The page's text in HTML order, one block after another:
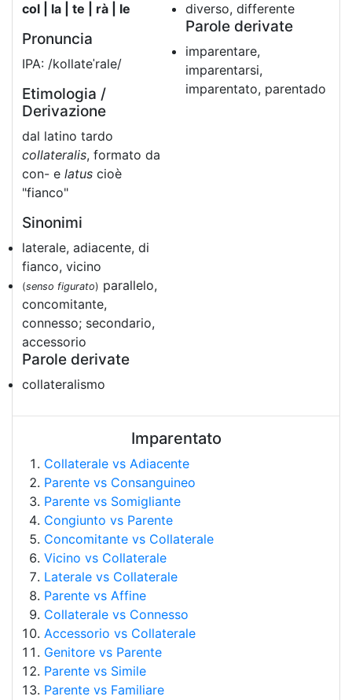
col | la | te | rà | le
Pronuncia
IPA: /kollateˈrale/
Etimologia /
Derivazione
dal latino tardo
collateralis, formato da
con- e latus cioè
"fianco"
Sinonimi
laterale, adiacente, di
fianco, vicino
(senso figurato) parallelo,
concomitante,
connesso; secondario,
accessorio
Parole derivate
collateralismo
diverso, differente
Parole derivate
imparentare,
imparentarsi,
imparentato, parentado
Imparentato
Collaterale vs Adiacente
Parente vs Consanguineo
Parente vs Somigliante
Congiunto vs Parente
Concomitante vs Collaterale
Vicino vs Collaterale
Laterale vs Collaterale
Parente vs Affine
Collaterale vs Connesso
Accessorio vs Collaterale
Genitore vs Parente
Parente vs Simile
Parente vs Familiare